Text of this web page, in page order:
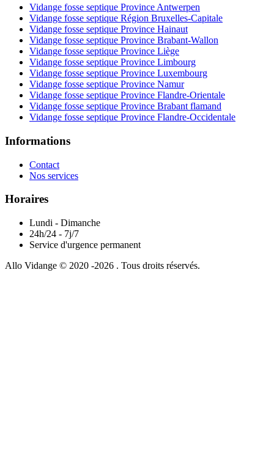
Vidange fosse septique Province Antwerpen
Vidange fosse septique Région Bruxelles-Capitale
Vidange fosse septique Province Hainaut
Vidange fosse septique Province Brabant-Wallon
Vidange fosse septique Province Liège
Vidange fosse septique Province Limbourg
Vidange fosse septique Province Luxembourg
Vidange fosse septique Province Namur
Vidange fosse septique Province Flandre-Orientale
Vidange fosse septique Province Brabant flamand
Vidange fosse septique Province Flandre-Occidentale
Informations
Contact
Nos services
Horaires
Lundi - Dimanche
24h/24 - 7j/7
Service d'urgence permanent
Allo Vidange © 2020 -2026 . Tous droits réservés.